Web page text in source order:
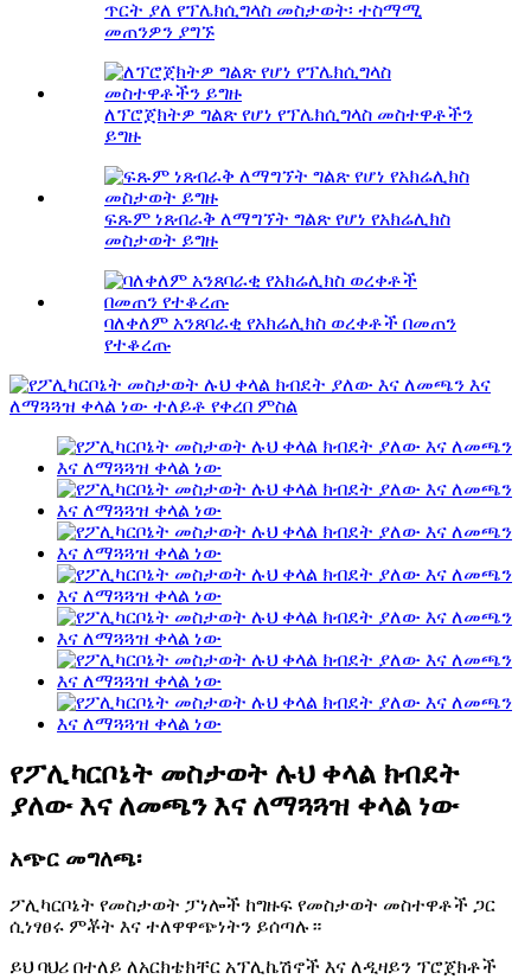
ጥርት ያለ የፕሌክሲግላስ መስታወት፡ ተስማሚ
መጠንዎን ያግኙ
ለፕሮጀክትዎ ግልጽ የሆነ የፕሌክሲግላስ መስተዋቶችን
ይግዙ
ፍጹም ነጸብራቅ ለማግኘት ግልጽ የሆነ የአክሬሊክስ
መስታወት ይግዙ
ባለቀለም አንጸባራቂ የአክሬሊክስ ወረቀቶች በመጠን
የተቆረጡ
የፖሊካርቦኔት መስታወት ሉህ ቀላል ክብደት
ያለው እና ለመጫን እና ለማጓጓዝ ቀላል ነው
አጭር መግለጫ፡
ፖሊካርቦኔት የመስታወት ፓነሎች ከግዙፍ የመስታወት መስተዋቶች ጋር
ሲነፃፀሩ ምቾት እና ተለዋዋጭነትን ይሰጣሉ።
ይህ ባህሪ በተለይ ለአርክቴክቸር አፕሊኬሽኖች እና ለዲዛይን ፕሮጀክቶች